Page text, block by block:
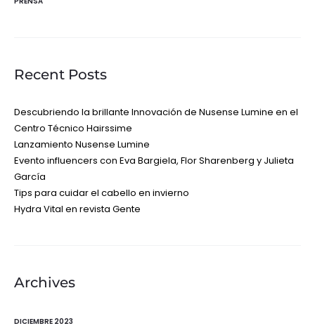
Recent Posts
Descubriendo la brillante Innovación de Nusense Lumine en el
Centro Técnico Hairssime
Lanzamiento Nusense Lumine
Evento influencers con Eva Bargiela, Flor Sharenberg y Julieta
García
Tips para cuidar el cabello en invierno
Hydra Vital en revista Gente
Archives
DICIEMBRE 2023